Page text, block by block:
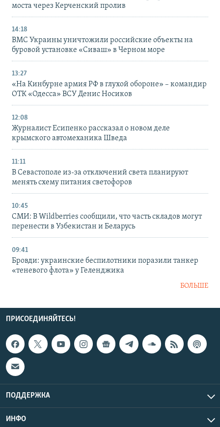
моста через Керченский пролив
14:18
ВМС Украины уничтожили российские объекты на
буровой установке «Сиваш» в Черном море
13:27
«На Кинбурне армия РФ в глухой обороне» – командир
ОТК «Одесса» ВСУ Денис Носиков
12:08
Журналист Есипенко рассказал о новом деле
крымского автомеханика Шведа
11:11
В Севастополе из-за отключений света планируют
менять схему питания светофоров
10:45
СМИ: В Wildberries сообщили, что часть складов могут
перенести в Узбекистан и Беларусь
09:41
Бровди: украинские беспилотники поразили танкер
«теневого флота» у Геленджика
БОЛЬШЕ
ПРИСОЕДИНЯЙТЕСЬ!
ПОДДЕРЖКА
ИНФО